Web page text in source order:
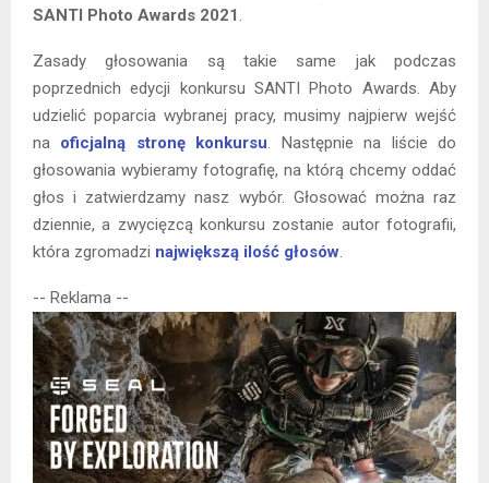
SANTI Photo Awards 2021 .
Zasady głosowania są takie same jak podczas
poprzednich edycji konkursu SANTI Photo Awards. Aby
udzielić poparcia wybranej pracy, musimy najpierw wejść
na oficjalną stronę konkursu. Następnie na liście do
głosowania wybieramy fotografię, na którą chcemy oddać
głos i zatwierdzamy nasz wybór. Głosować można raz
dziennie, a zwycięzcą konkursu zostanie autor fotografii,
która zgromadzi największą ilość głosów.
-- Reklama --